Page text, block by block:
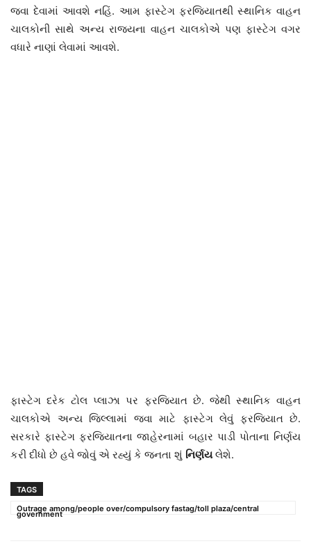
જવા દેવામાં આવશે નહિં. આમ ફાસ્ટેગ ફરજિયાતથી સ્થાનિક વાહન
ચાલકોની સાથે અન્ય રાજયના વાહન ચાલકોએ પણ ફાસ્ટેગ વગર
વધારે નાણાં લેવામાં આવશે.
ફાસ્ટેગ દરેક ટોલ પ્લાઝા પર ફરજિયાત છે. જેથી સ્થાનિક વાહન
ચાલકોએ અન્ય જિલ્લામાં જવા માટે ફાસ્ટેગ લેવું ફરજિયાત છે.
સરકારે ફાસ્ટેગ ફરજિયાતના જાહેરનામાં બહાર પાડી પોતાના નિર્ણય
કરી દીધો છે હવે જોવું એ રહ્યું કે જનતા શું નિર્ણયલેશે.
TAGS
Outrage among/people over/compulsory fastag/toll plaza/central
government